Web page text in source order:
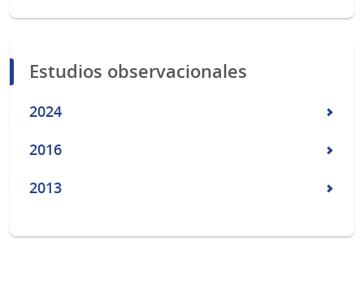
Estudios observacionales
2024
2016
2013